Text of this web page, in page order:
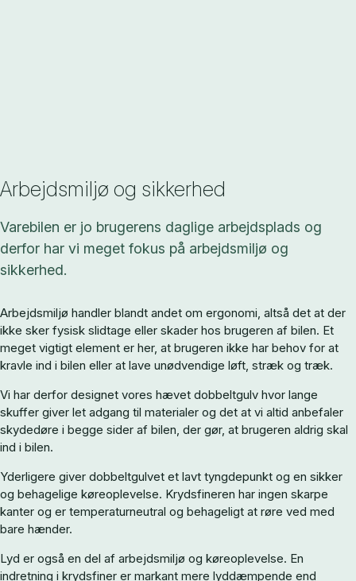
Arbejdsmiljø og sikkerhed
Varebilen er jo brugerens daglige arbejdsplads og
derfor har vi meget fokus på arbejdsmiljø og
sikkerhed.
Arbejdsmiljø handler blandt andet om ergonomi, altså det at der
ikke sker fysisk slidtage eller skader hos brugeren af bilen. Et
meget vigtigt element er her, at brugeren ikke har behov for at
kravle ind i bilen eller at lave unødvendige løft, stræk og træk.
Vi har derfor designet vores hævet dobbeltgulv hvor lange
skuffer giver let adgang til materialer og det at vi altid anbefaler
skydedøre i begge sider af bilen, der gør, at brugeren aldrig skal
ind i bilen.
Yderligere giver dobbeltgulvet et lavt tyngdepunkt og en sikker
og behagelige køreoplevelse. Krydsfineren har ingen skarpe
kanter og er temperaturneutral og behageligt at røre ved med
bare hænder.
Lyd er også en del af arbejdsmiljø og køreoplevelse. En
indretning i krydsfiner er markant mere lyddæmpende end